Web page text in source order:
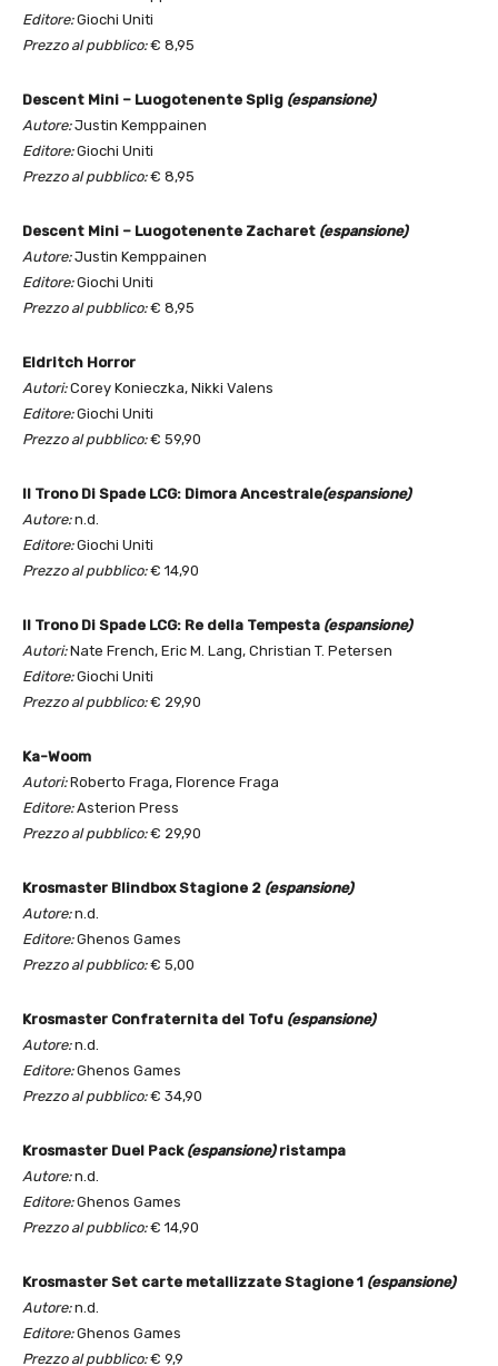
Editore:Giochi Uniti
Prezzo al pubblico:€ 8,95
Descent Mini – Luogotenente Splig (espansione)
Autore:Justin Kemppainen
Editore:Giochi Uniti
Prezzo al pubblico:€ 8,95
Descent Mini – Luogotenente Zacharet (espansione)
Autore:Justin Kemppainen
Editore:Giochi Uniti
Prezzo al pubblico:€ 8,95
Eldritch Horror
Autori:Corey Konieczka, Nikki Valens
Editore:Giochi Uniti
Prezzo al pubblico:€ 59,90
Il Trono Di Spade LCG: Dimora Ancestrale(espansione)
Autore:n.d.
Editore:Giochi Uniti
Prezzo al pubblico:€ 14,90
Il Trono Di Spade LCG: Re della Tempesta (espansione)
Autori:Nate French, Eric M. Lang, Christian T. Petersen
Editore:Giochi Uniti
Prezzo al pubblico:€ 29,90
Ka-Woom
Autori:Roberto Fraga, Florence Fraga
Editore:Asterion Press
Prezzo al pubblico:€ 29,90
Krosmaster Blindbox Stagione 2 (espansione)
Autore:n.d.
Editore:Ghenos Games
Prezzo al pubblico:€ 5,00
Krosmaster Confraternita del Tofu (espansione)
Autore:n.d.
Editore:Ghenos Games
Prezzo al pubblico:€ 34,90
Krosmaster Duel Pack (espansione) ristampa
Autore:n.d.
Editore:Ghenos Games
Prezzo al pubblico:€ 14,90
Krosmaster Set carte metallizzate Stagione 1 (espansione)
Autore:n.d.
Editore:Ghenos Games
Prezzo al pubblico:€ 9,9